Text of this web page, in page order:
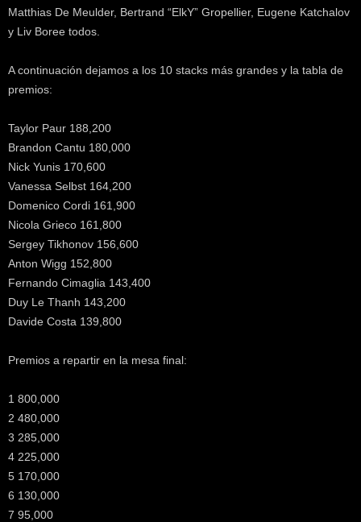
Matthias De Meulder, Bertrand “ElkY” Gropellier, Eugene Katchalov
y Liv Boree todos.
A continuación dejamos a los 10 stacks más grandes y la tabla de
premios:
Taylor Paur 188,200
Brandon Cantu 180,000
Nick Yunis 170,600
Vanessa Selbst 164,200
Domenico Cordi 161,900
Nicola Grieco 161,800
Sergey Tikhonov 156,600
Anton Wigg 152,800
Fernando Cimaglia 143,400
Duy Le Thanh 143,200
Davide Costa 139,800
Premios a repartir en la mesa final:
1 800,000
2 480,000
3 285,000
4 225,000
5 170,000
6 130,000
7 95,000